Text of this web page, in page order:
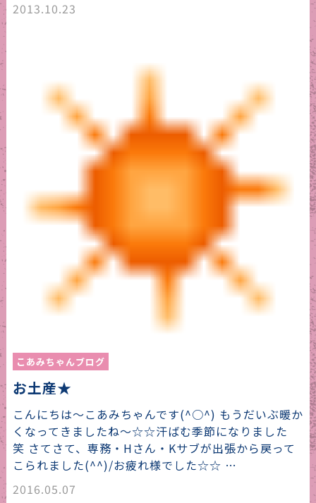
2013.10.23
こあみちゃんブログ
お土産★
こんにちは～こあみちゃんです(^○^) もうだいぶ暖か
くなってきましたね～☆☆汗ばむ季節になりました
笑 さてさて、専務・Hさん・Kサブが出張から戻って
こられました(^^)/お疲れ様でした☆☆ …
2016.05.07